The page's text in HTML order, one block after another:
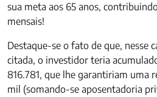
sua meta aos 65 anos,
mensais!
Destaque-se o fato de que, nesse
citada, o investidor teria
816.781, que lhe garantiriam uma
mil (somando-se aposentadoria